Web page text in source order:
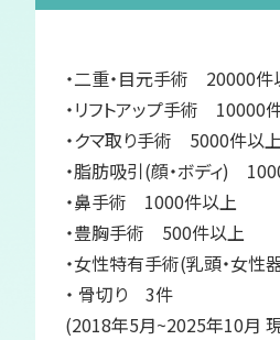
・二重・目元手術 20000件
・リフトアップ手術 10000
・クマ取り手術 5000件以上
・脂肪吸引(顔・ボディ)
・鼻手術 1000件以上
・豊胸手術 500件以上
・女性特有手術(乳頭・女
・ 骨切り 3件
(2018年5月~2025年10月